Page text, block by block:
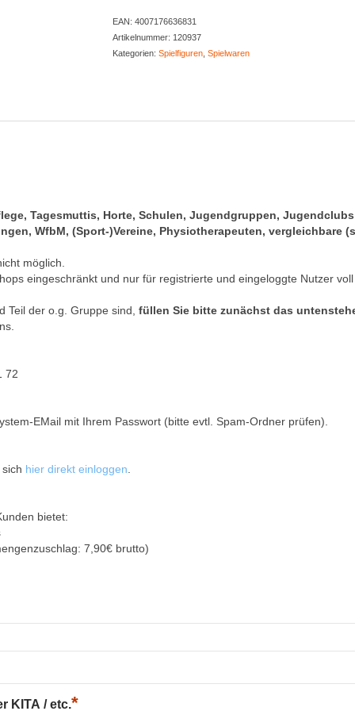
EAN: 4007176636831
Artikelnummer: 120937
Kategorien: Spielfiguren, Spielwaren
Tagesmuttis, Horte, Schulen, Jugendgruppen,
WfbM, (Sport-)Vereine, Physiotherapeuten, vergleichbare
möglich.
eingeschränkt und nur für registrierte und eingeloggte Nutzer
Teil der o.g. Gruppe sind, füllen Sie bitte zunächst das
72
EMail mit Ihrem Passwort (bitte evtl. Spam-Ordner prüfen).
hier direkt einloggen
bietet:
7,90€ brutto)
KITA / etc.*